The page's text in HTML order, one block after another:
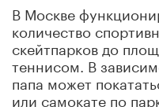
В Москве
количество
скейтпарков до
теннисом. В
папа может
или самокате по